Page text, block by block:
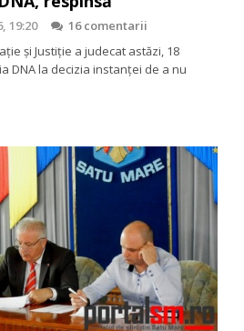
19:20
16 comentarii
și Justiție a judecat astăzi, 18
DNA la decizia instanței de a nu